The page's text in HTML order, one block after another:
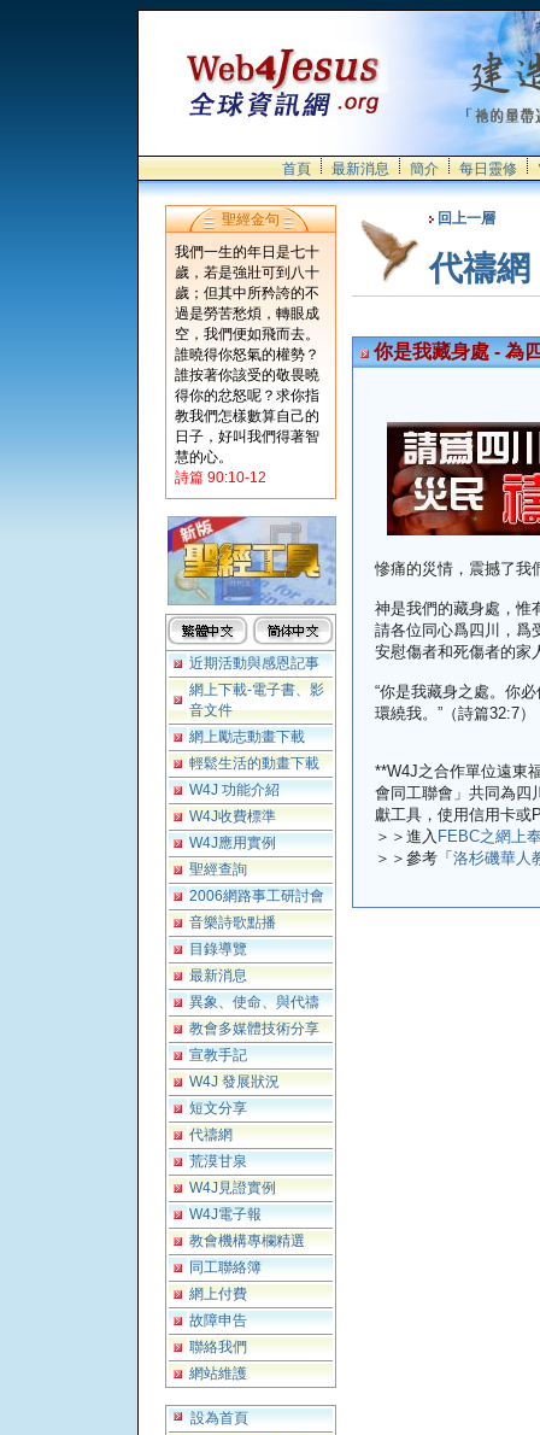
首頁 最新消息 簡介 每日靈修
聖經金句
我們一生的年日是七十
歲，若是強壯可到八十
歲；但其中所矜誇的不
過是勞苦愁煩，轉眼成
空，我們便如飛而去。
誰曉得你怒氣的權勢？
誰按著你該受的敬畏曉
得你的忿怒呢？求你指
教我們怎樣數算自己的
日子，好叫我們得著智
慧的心。
詩篇 90:10-12
近期活動與感恩記事
網上下載-電子書、影
音文件
網上勵志動畫下載
輕鬆生活的動畫下載
W4J 功能介紹
W4J收費標準
W4J應用實例
聖經查詢
2006網路事工研討會
音樂詩歌點播
目錄導覽
最新消息
異象、使命、與代禱
教會多媒體技術分享
宣教手記
W4J 發展狀況
短文分享
代禱網
荒漠甘泉
W4J見證實例
W4J電子報
教會機構專欄精選
同工聯絡簿
網上付費
故障申告
聯絡我們
網站維護
設為首頁
回上一層
代禱網
你是我藏身處 - 為
慘痛的災情，震撼了
神是我們的藏身處，惟
請各位同心爲四川，爲
安慰傷者和死傷者的家
“你是我藏身之處。你
環繞我。”（詩篇32:7）
**W4J之合作單位遠東
會同工聯會」共同為四
獻工具，使用信用卡或
＞＞進入 FEBC之網上
＞＞參考「 洛杉磯華人